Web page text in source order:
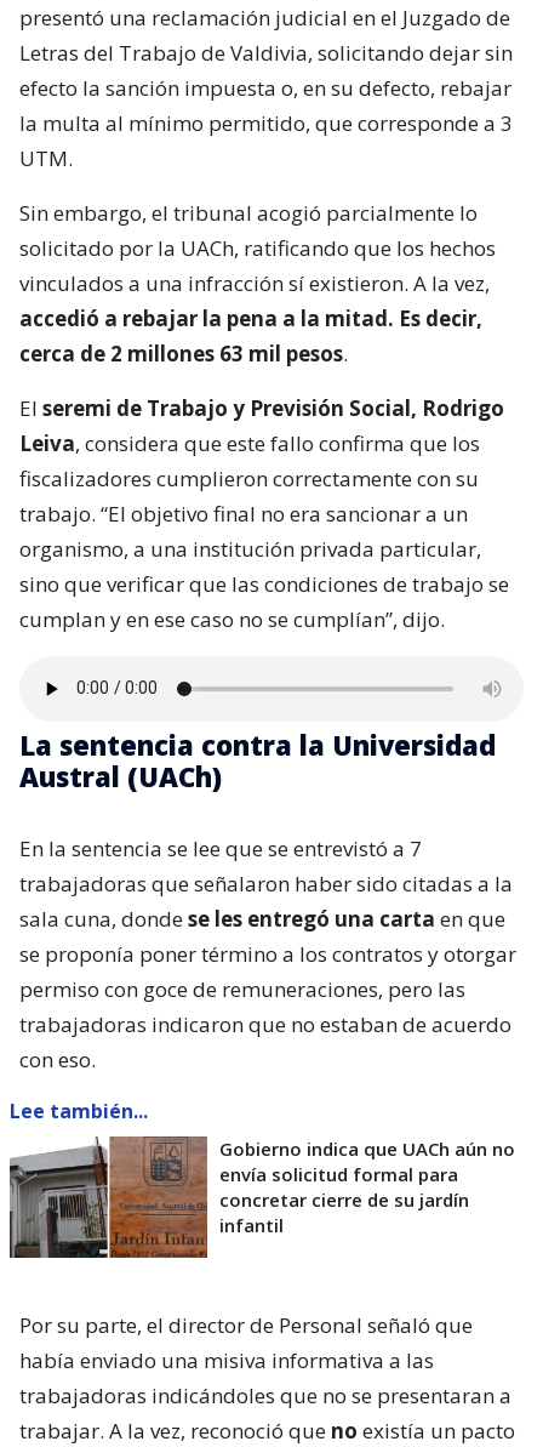
presentó una reclamación judicial en el Juzgado de
Letras del Trabajo de Valdivia, solicitando dejar sin
efecto la sanción impuesta o, en su defecto, rebajar
la multa al mínimo permitido, que corresponde a 3
UTM.
Sin embargo, el tribunal acogió parcialmente lo
solicitado por la UACh, ratificando que los hechos
vinculados a una infracción sí existieron. A la vez,
accedió a rebajar la pena a la mitad. Es decir,
cerca de 2 millones 63 mil pesos.
El seremi de Trabajo y Previsión Social, Rodrigo
Leiva, considera que este fallo confirma que los
fiscalizadores cumplieron correctamente con su
trabajo. “El objetivo final no era sancionar a un
organismo, a una institución privada particular,
sino que verificar que las condiciones de trabajo se
cumplan y en ese caso no se cumplían”, dijo.
La sentencia contra la Universidad
Austral (UACh)
En la sentencia se lee que se entrevistó a 7
trabajadoras que señalaron haber sido citadas a la
sala cuna, dondese les entregó una carta en que
se proponía poner término a los contratos y otorgar
permiso con goce de remuneraciones, pero las
trabajadoras indicaron que no estaban de acuerdo
con eso.
Lee también...
Gobierno indica que UACh aún no
envía solicitud formal para
concretar cierre de su jardín
infantil
Por su parte, el director de Personal señaló que
había enviado una misiva informativa a las
trabajadoras indicándoles que no se presentaran a
trabajar. A la vez, reconoció que no existía un pacto